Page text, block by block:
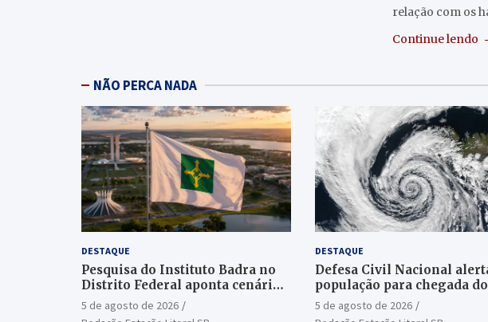
relação com os
Continue lendo
NÃO PERCA NADA
DESTAQUE
Pesquisa do Instituto Badra no
Distrito Federal aponta cenário
aberto para o Senado
5 de agosto de 2026
DESTAQUE
Defesa Civil Nacional
população para chegada do
ciclone bomba
5 de agosto de 2026